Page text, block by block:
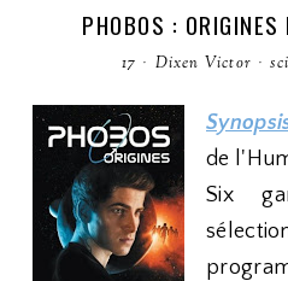
PHOBOS : ORIGINES
17 · Dixen Victor ·
de
Six